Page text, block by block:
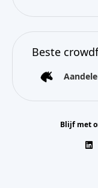
Beste
Blijf met